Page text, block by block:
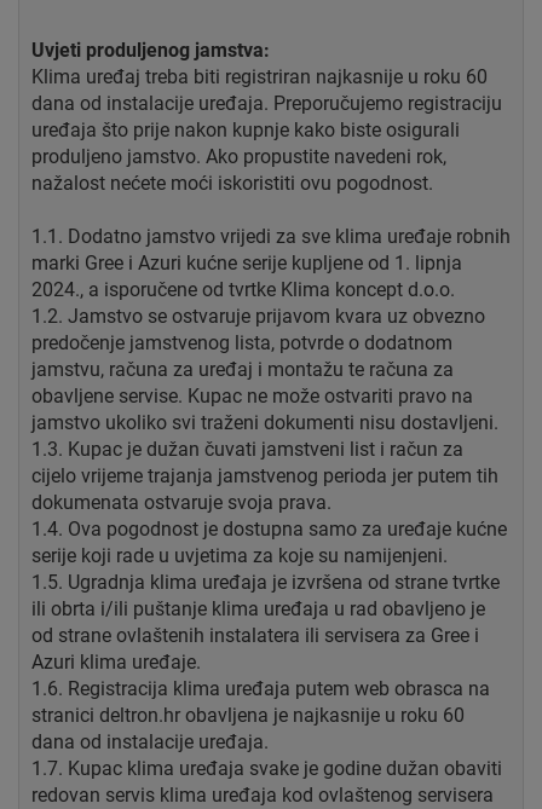
Uvjeti produljenog jamstva:
Klima uređaj treba biti registriran najkasnije u roku 60
dana od instalacije uređaja. Preporučujemo registraciju
uređaja što prije nakon kupnje kako biste osigurali
produljeno jamstvo. Ako propustite navedeni rok,
nažalost nećete moći iskoristiti ovu pogodnost.
1.1. Dodatno jamstvo vrijedi za sve klima uređaje robnih
marki Gree i Azuri kućne serije kupljene od 1. lipnja
2024., a isporučene od tvrtke Klima koncept d.o.o.
1.2. Jamstvo se ostvaruje prijavom kvara uz obvezno
predočenje jamstvenog lista, potvrde o dodatnom
jamstvu, računa za uređaj i montažu te računa za
obavljene servise. Kupac ne može ostvariti pravo na
jamstvo ukoliko svi traženi dokumenti nisu dostavljeni.
1.3. Kupac je dužan čuvati jamstveni list i račun za
cijelo vrijeme trajanja jamstvenog perioda jer putem tih
dokumenata ostvaruje svoja prava.
1.4. Ova pogodnost je dostupna samo za uređaje kućne
serije koji rade u uvjetima za koje su namijenjeni.
1.5. Ugradnja klima uređaja je izvršena od strane tvrtke
ili obrta i/ili puštanje klima uređaja u rad obavljeno je
od strane ovlaštenih instalatera ili servisera za Gree i
Azuri klima uređaje.
1.6. Registracija klima uređaja putem web obrasca na
stranici deltron.hr obavljena je najkasnije u roku 60
dana od instalacije uređaja.
1.7. Kupac klima uređaja svake je godine dužan obaviti
redovan servis klima uređaja kod ovlaštenog servisera